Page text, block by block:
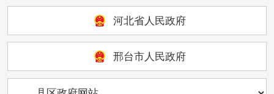
河北省人民政府
邢台市人民政府